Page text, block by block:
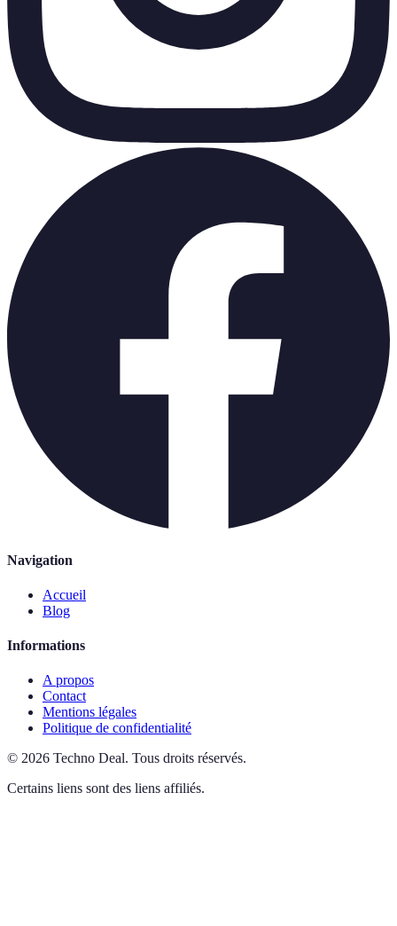
Navigation
Accueil
Blog
Informations
A propos
Contact
Mentions légales
Politique de confidentialité
© 2026 Techno Deal. Tous droits réservés.
Certains liens sont des liens affiliés.